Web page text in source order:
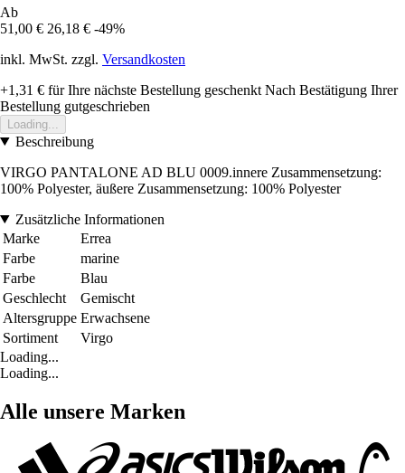
Ab
51,00 € 26,18 € -49%
inkl. MwSt. zzgl. Versandkosten
+1,31 € für Ihre nächste Bestellung geschenkt Nach Bestätigung Ihrer
Bestellung gutgeschrieben
Loading...
Beschreibung
VIRGO PANTALONE AD BLU 0009.innere Zusammensetzung:
100% Polyester, äußere Zusammensetzung: 100% Polyester
Zusätzliche Informationen
Marke
Errea
Farbe
marine
Farbe
Blau
Geschlecht
Gemischt
Altersgruppe Erwachsene
Sortiment
Virgo
Loading...
Loading...
Alle unsere Marken